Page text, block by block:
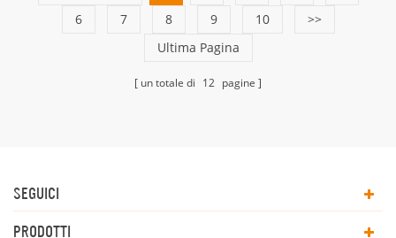
6
7 8 9 10
>>
Ultima Pagina
un totale di 12 pagine
SEGUICI
PRODOTTI